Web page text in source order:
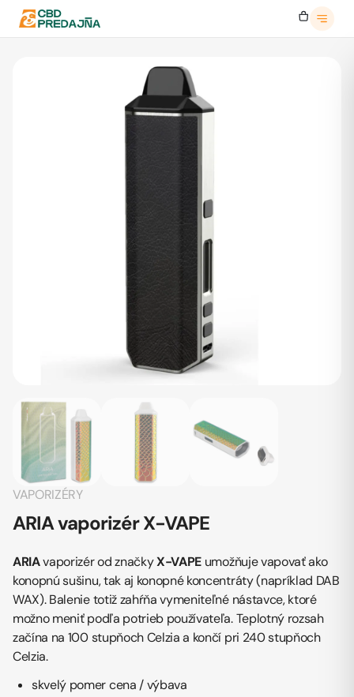
VAPORIZÉRY
ARIA vaporizér X-VAPE
ARIAvaporizér od značkyX-VAPE umožňuje vapovať ako
konopnú sušinu, tak aj konopné koncentráty (napríklad DAB
WAX). Balenie totiž zahŕňa vymeniteľné nástavce, ktoré
možno meniť podľa potrieb používateľa. Teplotný rozsah
začína na 100 stupňoch Celzia a končí pri 240 stupňoch
Celzia.
skvelý pomer cena / výbava